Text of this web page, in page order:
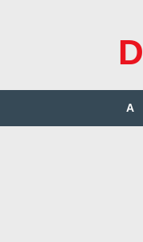
D
A